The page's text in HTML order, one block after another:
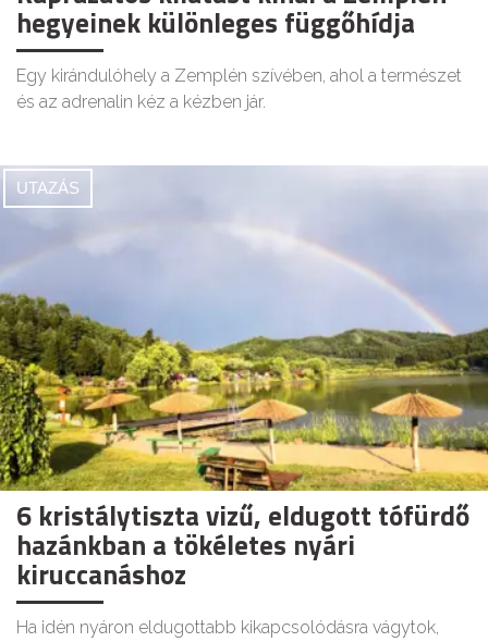
hegyeinek különleges függőhídja
Egy kirándulóhely a Zemplén szívében, ahol a természet
és az adrenalin kéz a kézben jár.
UTAZÁS
6 kristálytiszta vizű, eldugott tófürdő
hazánkban a tökéletes nyári
kiruccanáshoz
Ha idén nyáron eldugottabb kikapcsolódásra vágytok,